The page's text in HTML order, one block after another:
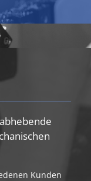
Kunden